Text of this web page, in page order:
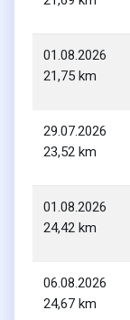
01.08.2026
21,75 km
29.07.2026
23,52 km
01.08.2026
24,42 km
06.08.2026
24,67 km